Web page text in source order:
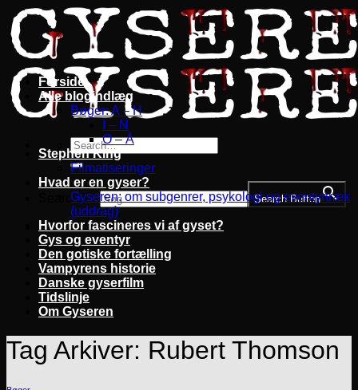
Fortsæt
til
indhold
Search for: Search Button
Forside
Alle blogindlæg
Bøger: A – H
I – N
O – Å
Stephen King
Filmatiseringer
Hvad er en gyser?
Gyseren: om subgenrer, psykologi og eventyrtræk
(uddrag)
Hvorfor fascineres vi af gyset?
Gys og eventyr
Den gotiske fortælling
Vampyrens historie
Danske gyserfilm
Tidslinje
Om Gyseren
Tag Arkiver: Rubert Thomson